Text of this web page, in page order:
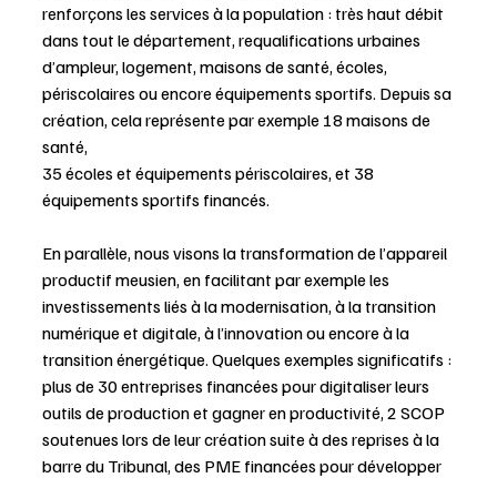
renforçons les services à la population : très haut débit
dans tout le département, requalifications urbaines
d’ampleur, logement, maisons de santé, écoles,
périscolaires ou encore équipements sportifs. Depuis sa
création, cela représente par exemple 18 maisons de
santé,
35 écoles et équipements périscolaires, et 38
équipements sportifs financés.
En parallèle, nous visons la transformation de l’appareil
productif meusien, en facilitant par exemple les
investissements liés à la modernisation, à la transition
numérique et digitale, à l’innovation ou encore à la
transition énergétique. Quelques exemples significatifs :
plus de 30 entreprises financées pour digitaliser leurs
outils de production et gagner en productivité, 2 SCOP
soutenues lors de leur création suite à des reprises à la
barre du Tribunal, des PME financées pour développer